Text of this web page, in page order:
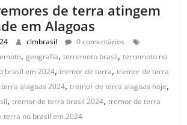
de terra atingem
em Alagoas
clmbrasil
0 comentários
,geografia,terremoto brasil,terremoto no
brasil em 2024,tremor de terra,tremor de terra
alagoas 2024,tremor de terra alagoas hoje,
,tremor de terra brasil 2024,tremor de terra
terra no brasil em 2024